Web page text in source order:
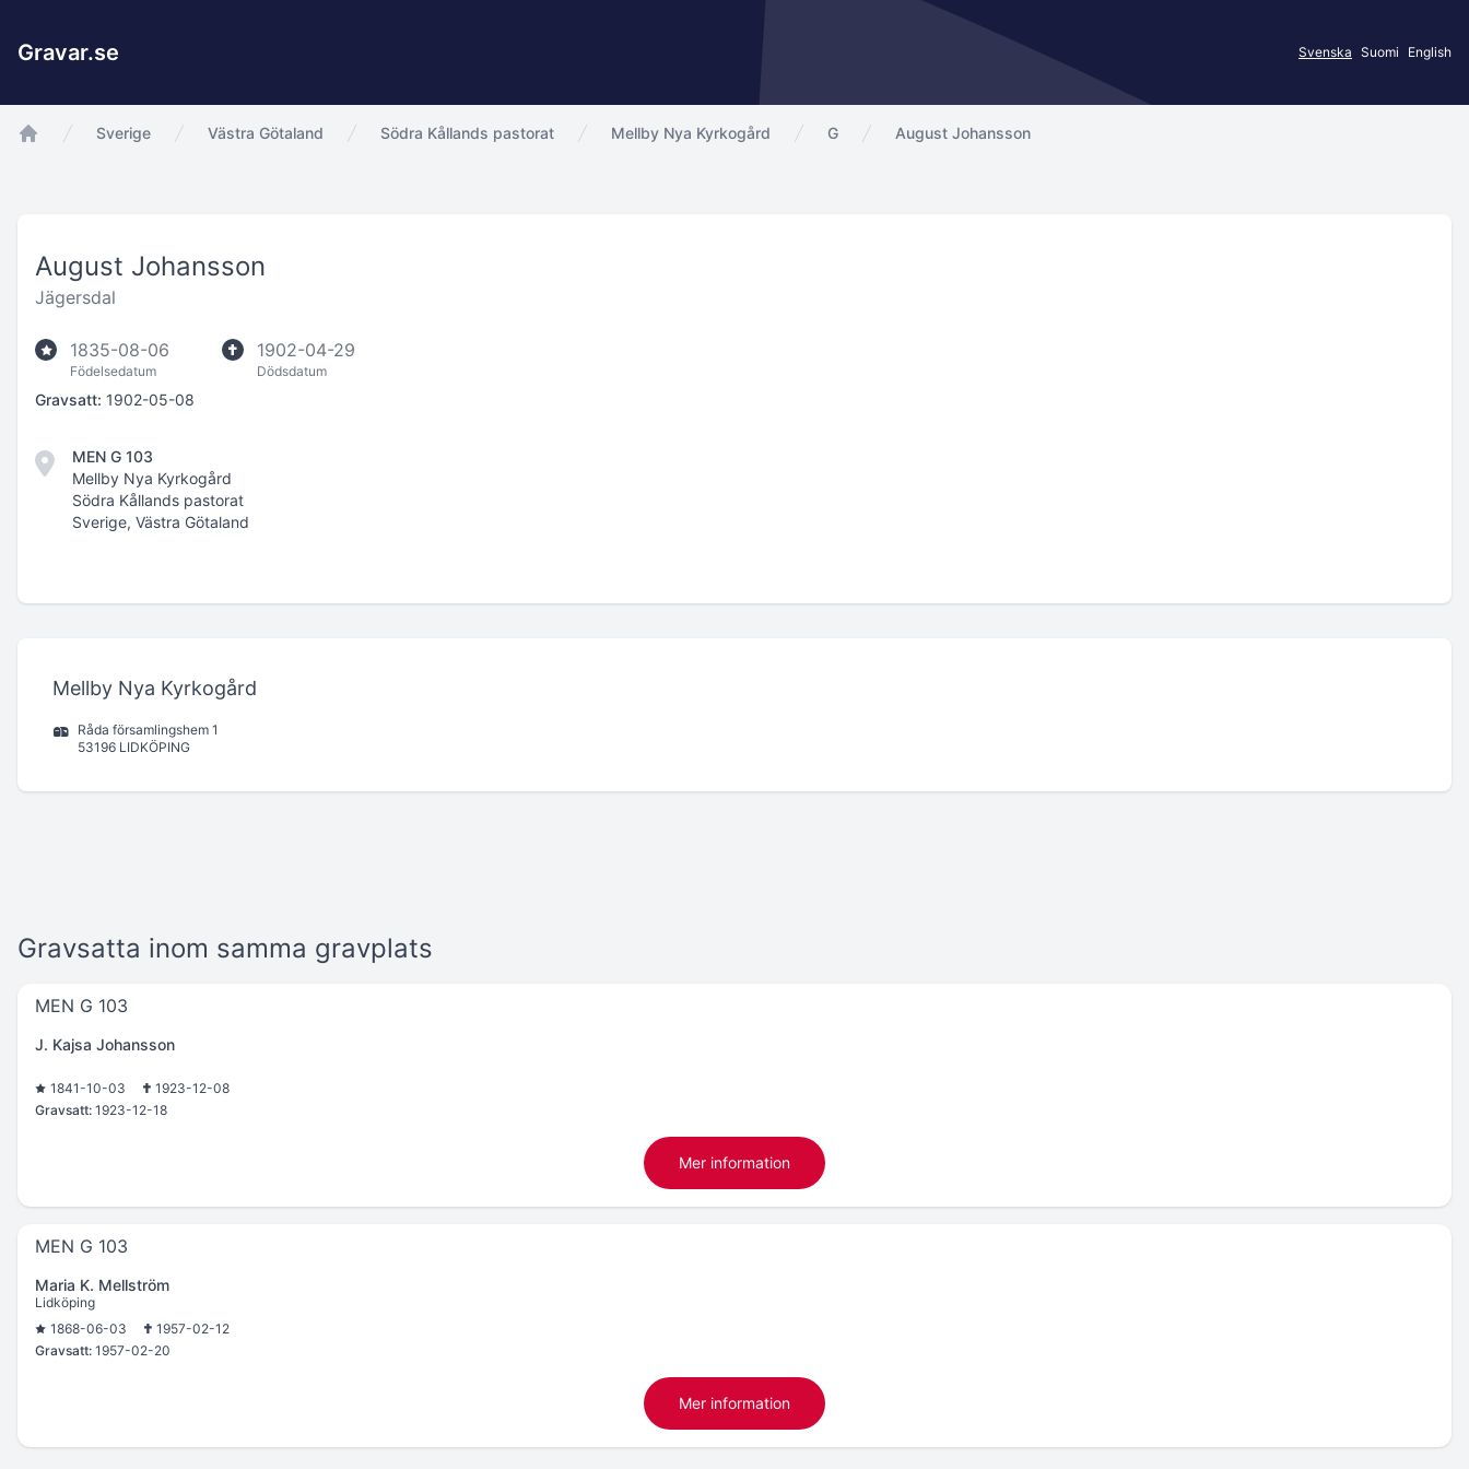
Gravar.se Svenska Suomi English
Sverige Västra Götaland Södra Kållands pastorat Mellby Nya Kyrkogård G August Johansson
August Johansson
Jägersdal
1835-08-06
Födelsedatum
1902-04-29
Dödsdatum
Gravsatt: 1902-05-08
MEN G 103
Mellby Nya Kyrkogård
Södra Kållands pastorat
Sverige, Västra Götaland
Mellby Nya Kyrkogård
Råda församlingshem 1
53196 LIDKÖPING
Gravsatta inom samma gravplats
MEN G 103
J. Kajsa Johansson
1841-10-03
1923-12-08
Gravsatt: 1923-12-18
Mer information
MEN G 103
Maria K. Mellström
Lidköping
1868-06-03
1957-02-12
Gravsatt: 1957-02-20
Mer information